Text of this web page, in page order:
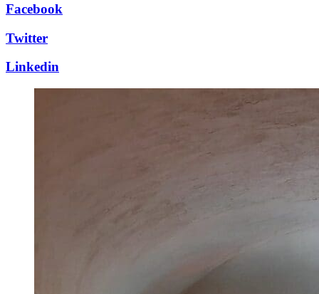
Facebook
Twitter
Linkedin